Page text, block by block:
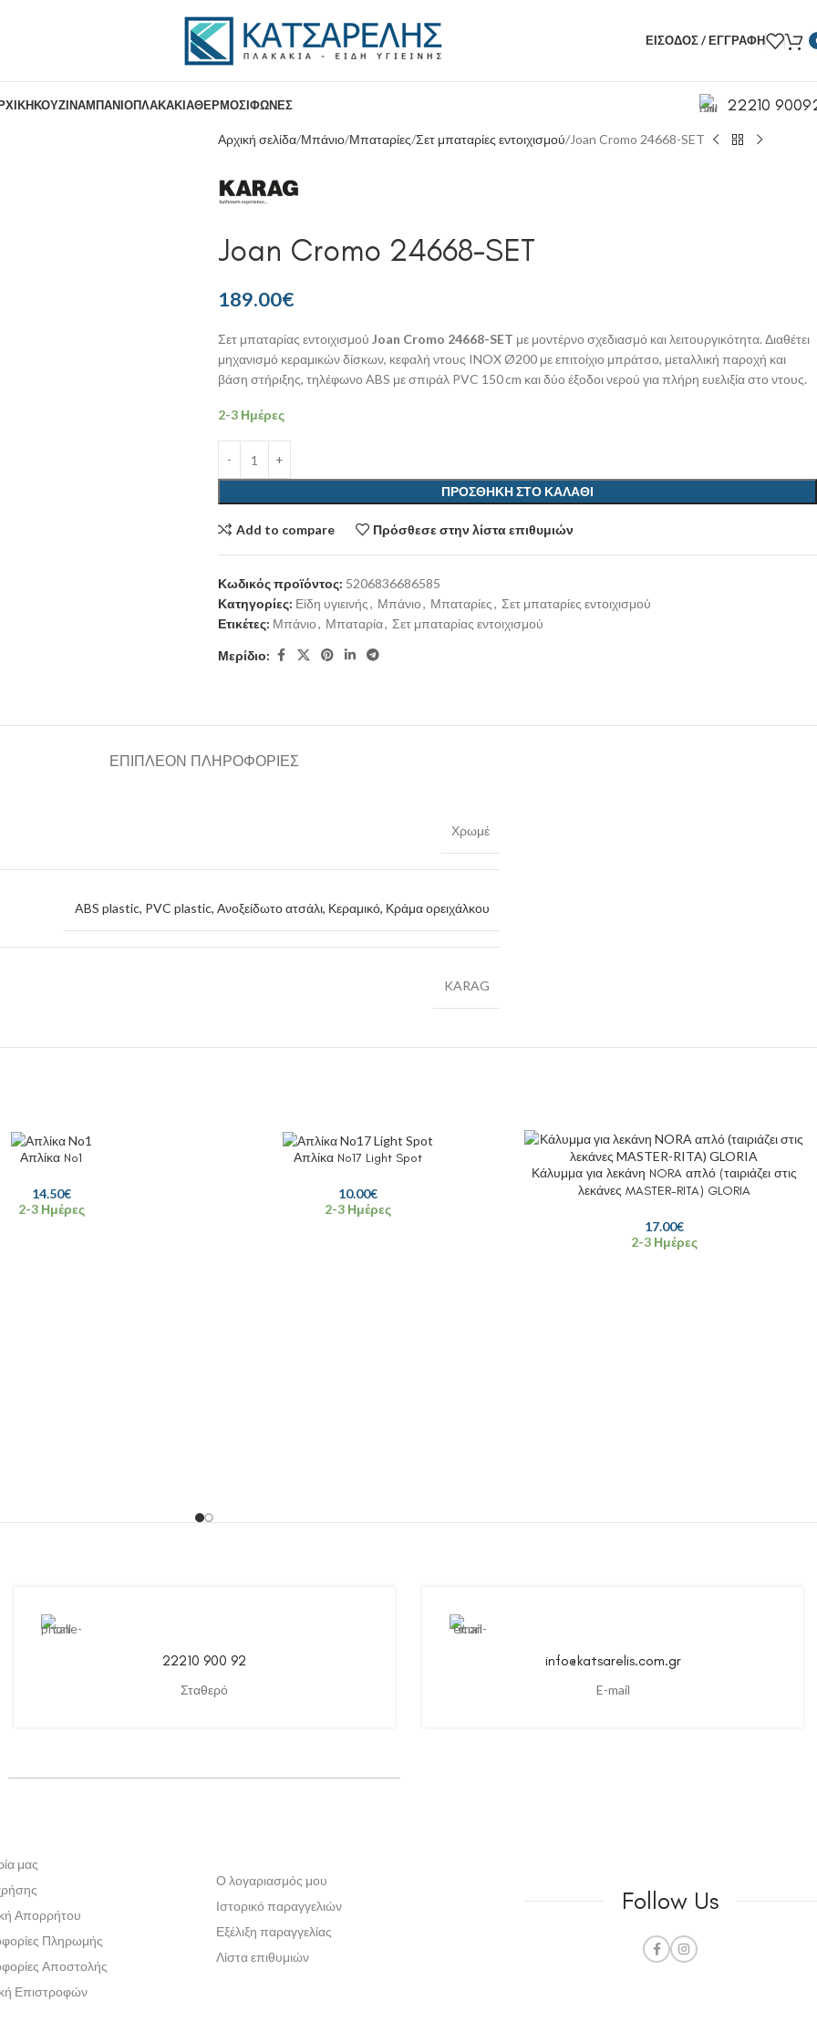
ΕΊΣΟΔΟΣ / ΕΓΓΡΑΦΉ
ΚΟΥΖΊΝΑΜΠΆΝΙΟΠΛΑΚΆΚΙΑΘΕΡΜΟΣΊΦΩΝΕΣ 22210
Αρχική σελίδα Μπάνιο Μπαταρίες Σετ μπαταρίες εντοιχισμού Joan Cromo 24668-SET
Joan Cromo 24668-SET
189.00€
Σετ μπαταρίας εντοιχισμού Joan Cromo 24668-SET με μοντέρνο σχεδιασμό και λειτουργικότητα. Διαθέτει
μηχανισμό κεραμικών δίσκων, κεφαλή ντους INOX Ø200 με επιτοίχιο μπράτσο, μεταλλική παροχή και
βάση στήριξης, τηλέφωνο ABS με σπιράλ PVC 150 cm και δύο έξοδοι νερού για πλήρη ευελιξία στο ντους.
2-3 Ημέρες
ΠΡΟΣΘΉΚΗ ΣΤΟ ΚΑΛΆΘΙ
Add to compare Πρόσθεσε στην λίστα επιθυμιών
Κωδικός προϊόντος: 5206836686585
Κατηγορίες: Είδη υγιεινής, Μπάνιο, Μπαταρίες, Σετ μπαταρίες εντοιχισμού
Ετικέτες: Μπάνιο, Μπαταρία, Σετ μπαταρίας εντοιχισμού
Μερίδιο:
ΕΠΙΠΛΈΟΝ ΠΛΗΡΟΦΟΡΊΕΣ
Χρωμέ
ABS plastic, PVC plastic, Ανοξείδωτο ατσάλι, Κεραμικό, Κράμα ορειχάλκου
KARAG
Απλίκα No1
14.50€
2-3 Ημέρες
Απλίκα No17 Light Spot
10.00€
2-3 Ημέρες
Κάλυμμα για λεκάνη NORA απλό (ταιριάζει στις
λεκάνες MASTER-RITA) GLORIA
17.00€
2-3 Ημέρες
22210 900 92
Σταθερό
info@katsarelis.com.gr
E-mail
μας
Απορρήτου
Πληρωμής
Αποστολής
Επιστροφών
Ο λογαριασμός μου
Ιστορικό παραγγελιών
Εξέλιξη παραγγελίας
Λίστα επιθυμιών
Follow Us